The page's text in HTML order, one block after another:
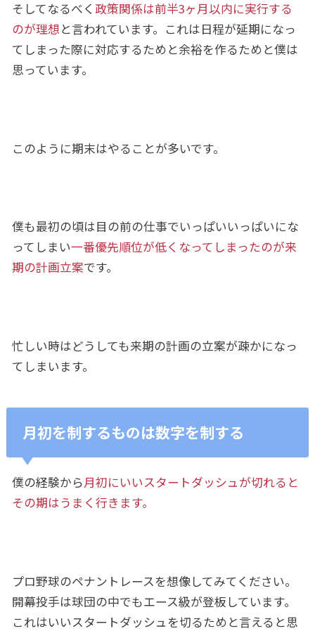
そしてなるべく 政策関係は前半3ヶ月以内に実行する
のが理想と言われています。これは日程が延期になっ
てしまった際に対応するためと余裕を作るためと僕は
思っています。
このように期末はやることが多いです。
僕も最初の頃は目の前の仕事でいっぱいいっぱいにな
ってしまい一番優先順位が低くなってしまったのが来
期の計画立案です。
忙しい時はどうしても来期の計画の立案が疎かになっ
てしまいます。
月初を制するものは数字を制する
僕の経験から月初にいいスタートダッシュが切れると
その期はうまく行きます。
プロ野球のペナントレースを想像してみてください。
開幕投手は球団の中でもエース級が登板しています。
これはいいスタートダッシュを切るためと言えると思